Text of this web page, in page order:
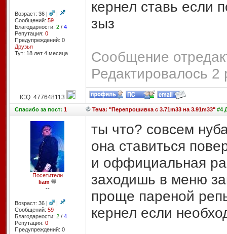
Возраст: 36 |
|
Сообщений: 59
Благодарности: 2/ 4
Репутация: 0
Предупреждений: 0
Друзья
Тут: 18 лет 4 месяцa
кернел ставь если
зыз
Сообщение
Редактировалось 2
ICQ: 477648113
Спасибоза пост: 1 Тема: "Перепрошивка с 3.71m33 на 3.91m33"#4
Посетители
liam
--
Возраст: 36 |
|
Сообщений: 59
Благодарности: 2/ 4
Репутация: 0
Предупреждений: 0
ты что? совсем
она ставиться
и оффициальная
заходишь в меню
проще пареной
кернел если